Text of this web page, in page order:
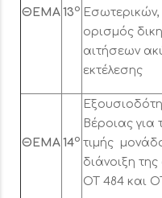
ΘΕΜΑ 13ο
Εσωτερικών,
ορισμός
αιτήσεων
εκτέλεσης
ΘΕΜΑ 14ο
Βέροιας
τιμής
διάνοιξη
ΟΤ 484 και